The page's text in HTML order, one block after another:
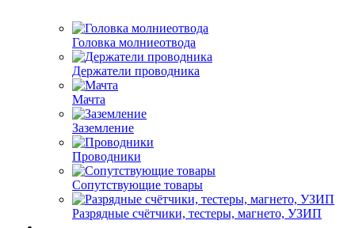
Головка молниеотвода
Держатели проводника
Мачта
Заземление
Проводники
Сопутствующие товары
Разрядные счётчики, тестеры, магнето, УЗИП